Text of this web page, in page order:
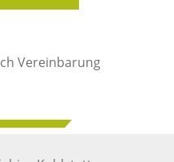
Vereinbarung